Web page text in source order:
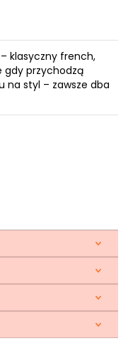
klasyczny french,
gdy przychodzą
na styl – zawsze dba